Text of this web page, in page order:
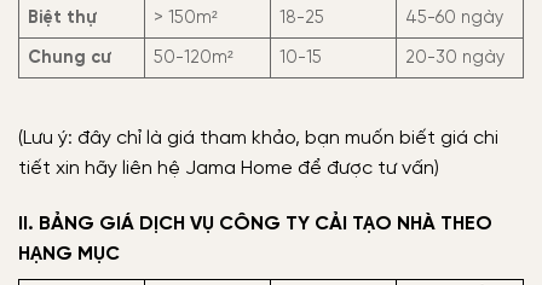
Biệt thự > 150m² 18-25 45-60 ngày
Chung cư 50-120m² 10-15 20-30 ngày
(Lưu ý: đây chỉ là giá tham khảo, bạn muốn biết giá chi
tiết xin hãy liên hệ Jama Home để được tư vấn)
II. BẢNG GIÁ DỊCH VỤ CÔNG TY CẢI TẠO NHÀ THEO
HẠNG MỤC